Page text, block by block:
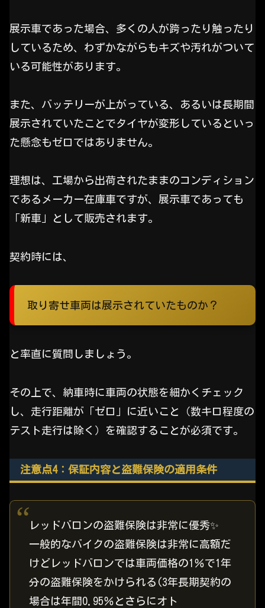
展示車であった場合、多くの人が跨ったり触ったり
しているため、わずかながらもキズや汚れがついて
いる可能性があります。
また、バッテリーが上がっている、あるいは長期間
展示されていたことでタイヤが変形しているといっ
た懸念もゼロではありません。
理想は、工場から出荷されたままのコンディション
であるメーカー在庫車ですが、展示車であっても
「新車」として販売されます。
契約時には、
取り寄せ車両は展示されていたものか？
と率直に質問しましょう。
その上で、納車時に車両の状態を細かくチェック
し、走行距離が「ゼロ」に近いこと（数キロ程度の
テスト走行は除く）を確認することが必須です。
注意点4：保証内容と盗難保険の適用条件
レッドバロンの盗難保険は非常に優秀✨
一般的なバイクの盗難保険は非常に高額だ
けどレッドバロンでは車両価格の1％で1年
分の盗難保険をかけられる(3年長期契約の
場合は年間0.95％とさらにオト